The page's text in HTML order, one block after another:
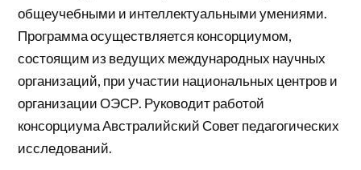
общеучебными и интеллектуальными умениями.
Программа осуществляется консорциумом,
состоящим из ведущих международных научных
организаций, при участии национальных центров и
организации ОЭСР. Руководит работой
консорциума Австралийский Совет педагогических
исследований.